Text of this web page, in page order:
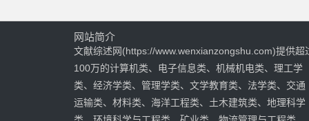
网站简介
文献综述网(https://www.wenxianzongshu.com)提供超
100万的计算机类、电子信息类、机械机电类、理工学
类、经济学类、管理学类、文学教育类、法学类、交通
运输类、材料类、海洋工程类、土木建筑类、地理科学